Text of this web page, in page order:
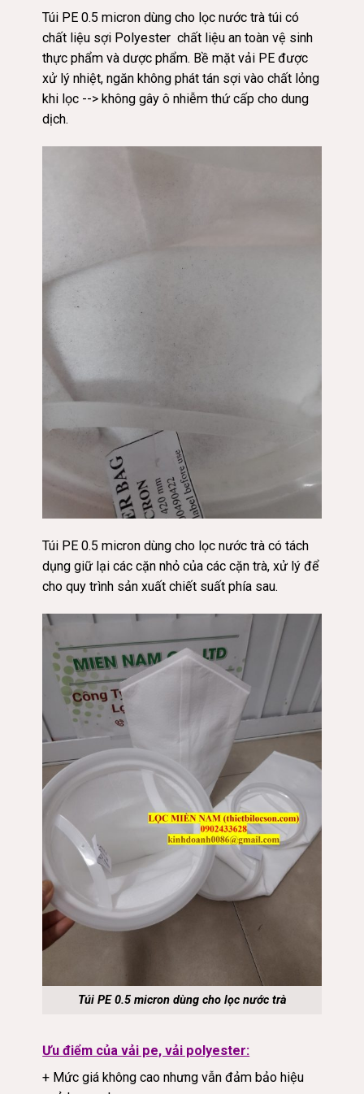
Túi PE 0.5 micron dùng cho lọc nước trà túi có
chất liệu sợi Polyester chất liệu an toàn vệ sinh
thực phẩm và dược phẩm. Bề mặt vải PE được
xử lý nhiệt, ngăn không phát tán sợi vào chất lỏng
khi lọc --> không gây ô nhiễm thứ cấp cho dung
dịch.
Túi PE 0.5 micron dùng cho lọc nước trà có tách
dụng giữ lại các cặn nhỏ của các cặn trà, xử lý để
choquy trình sản xuất chiết suất phía sau.
Túi PE 0.5 micron dùng cho lọc nước trà
Ưu điểm của vải pe, vải polyester:
+ Mức giá không cao nhưng vẫn đảm bảo hiệu